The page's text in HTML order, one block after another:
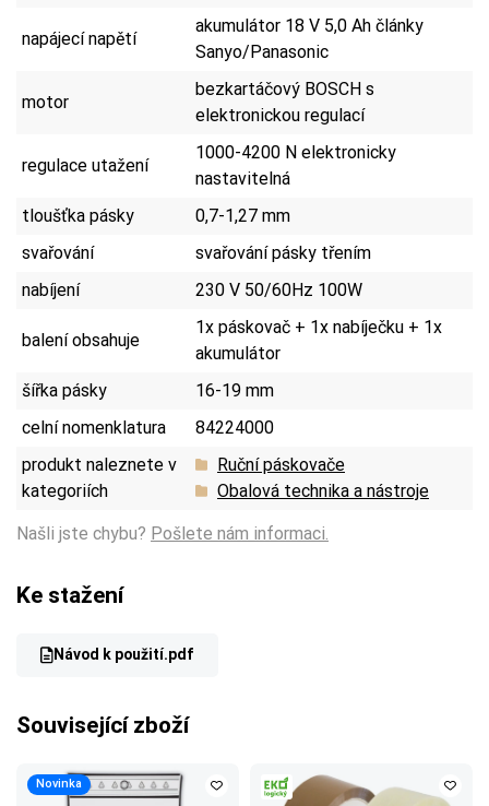
napájecí napětí
akumulátor 18 V 5,0 Ah články
Sanyo/Panasonic
motor
bezkartáčový BOSCH s
elektronickou regulací
regulace utažení
1000-4200 N elektronicky
nastavitelná
tloušťka pásky
0,7-1,27 mm
svařování
svařování pásky třením
nabíjení
230 V 50/60Hz 100W
balení obsahuje
1x páskovač + 1x nabíječku + 1x
akumulátor
šířka pásky
16-19 mm
celní nomenklatura
84224000
produkt naleznete v
kategoriích
Ruční páskovače
Obalová technika a nástroje
Našli jste chybu? Pošlete nám informaci.
Ke stažení
Návod k použití.pdf
Související zboží
Novinka